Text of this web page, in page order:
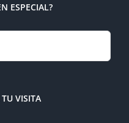
ESPECIAL?
VISITA